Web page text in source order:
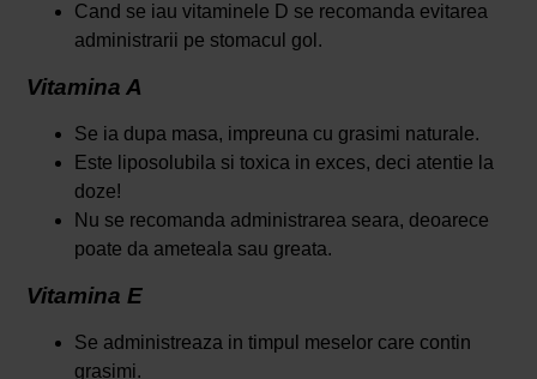
Cand se iau vitaminele D se recomanda evitarea
administrarii pe stomacul gol.
Vitamina A
Se ia dupa masa, impreuna cu grasimi naturale.
Este liposolubila si toxica in exces, deci atentie la
doze!
Nu se recomanda administrarea seara, deoarece
poate da ameteala sau greata.
Vitamina E
Se administreaza in timpul meselor care contin
grasimi.